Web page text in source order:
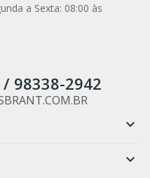
a Sexta: 08:00 às
98338-2942
keyboard_arrow_down
keyboard_arrow_down